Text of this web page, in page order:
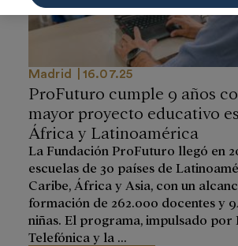
Madrid 16.07.25
ProFuturo cumple 9 años
mayor proyecto educativo
África y Latinoamérica
La Fundación ProFuturo llegó en
escuelas de 30 países de
Caribe, África y Asia, con un
formación de 262.000 docentes y
niñas. El programa, impulsado por
Telefónica y la ...